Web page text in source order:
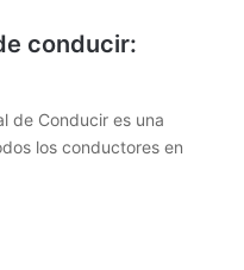
conducir:
de Conducir es una
los conductores en